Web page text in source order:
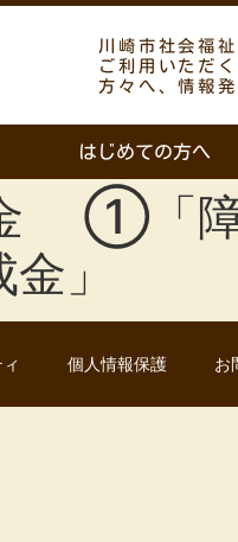
川崎市社会福
ご利用いただ
方々へ、情報
はじめての方へ
①「障
」
個人情報保護 お